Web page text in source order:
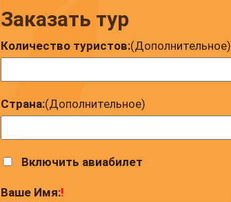
Заказать тур
Количество туристов:(Дополнительное)
Страна:(Дополнительное)
Включить авиабилет
Ваше Имя:!